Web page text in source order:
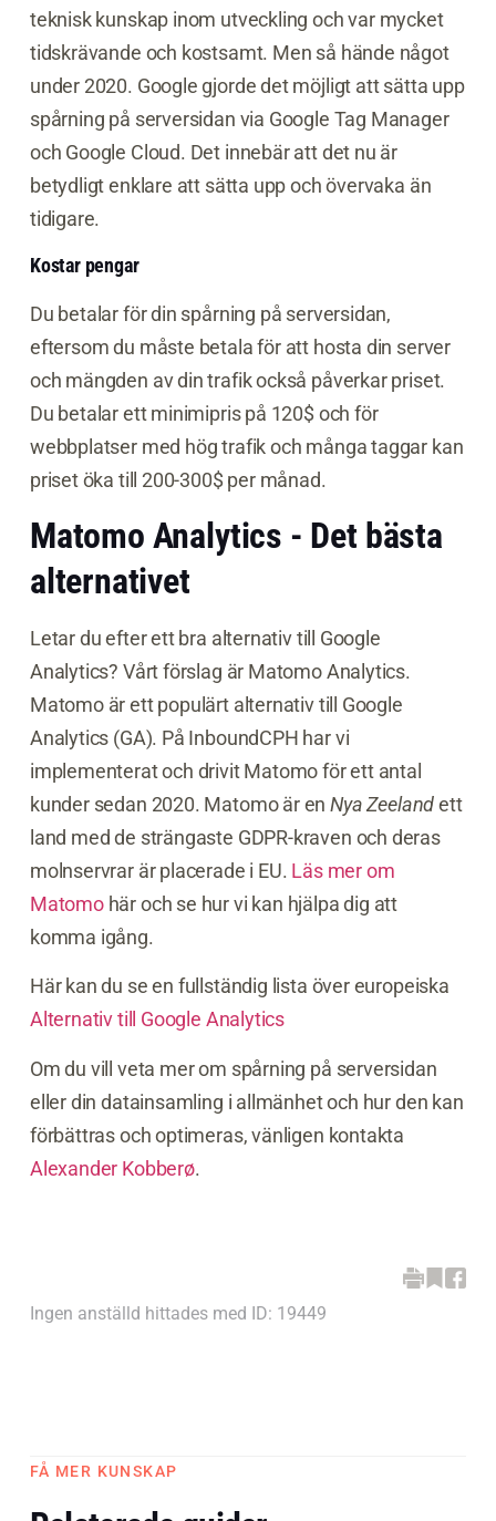
teknisk kunskap inom utveckling och var mycket
tidskrävande och kostsamt. Men så hände något
under 2020. Google gjorde det möjligt att sätta upp
spårning på serversidan via Google Tag Manager
och Google Cloud. Det innebär att det nu är
betydligt enklare att sätta upp och övervaka än
tidigare.
Kostar pengar
Du betalar för din spårning på serversidan,
eftersom du måste betala för att hosta din server
och mängden av din trafik också påverkar priset.
Du betalar ett minimipris på 120$ och för
webbplatser med hög trafik och många taggar kan
priset öka till 200-300$ per månad.
Matomo Analytics - Det bästa
alternativet
Letar du efter ett bra alternativ till Google
Analytics? Vårt förslag är Matomo Analytics.
Matomo är ett populärt alternativ till Google
Analytics (GA). På InboundCPH har vi
implementerat och drivit Matomo för ett antal
kunder sedan 2020. Matomo är enNya Zeelandett
land med de strängaste GDPR-kraven och deras
molnservrar är placerade i EU. Läs mer om
Matomohär och se hur vi kan hjälpa dig att
komma igång.
Här kan du se en fullständig lista över europeiska
Alternativ till Google Analytics
Om du vill veta mer om spårning på serversidan
eller din datainsamling i allmänhet och hur den kan
förbättras och optimeras, vänligen kontakta
Alexander Kobberø.
Ingen anställd hittades med ID: 19449
FÅ MER KUNSKAP